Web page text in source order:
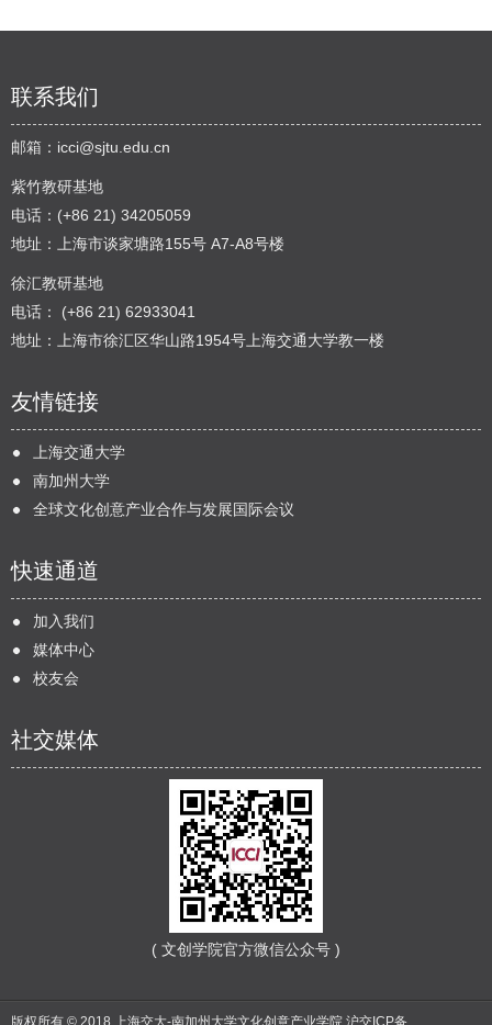
联系我们
邮箱： icci@sjtu.edu.cn
紫竹教研基地
电话：(+86 21) 34205059
地址：上海市谈家塘路155号 A7-A8号楼
徐汇教研基地
电话： (+86 21) 62933041
地址：上海市徐汇区华山路1954号上海交通大学教一楼
友情链接
上海交通大学
南加州大学
全球文化创意产业合作与发展国际会议
快速通道
加入我们
媒体中心
校友会
社交媒体
( 文创学院官方微信公众号 )
版权所有 © 2018 上海交大-南加州大学文化创意产业学院 沪交ICP备